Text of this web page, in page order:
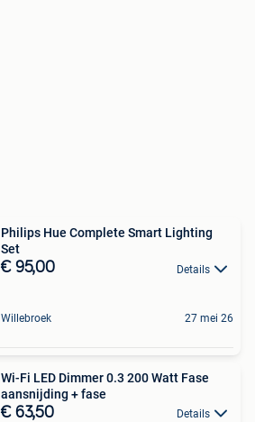
Philips Hue Complete Smart Lighting
Set
€ 95,00 Details
Willebroek 27 mei 26
Wi-Fi LED Dimmer 0.3 200 Watt Fase
aansnijding + fase
€ 63,50 Details